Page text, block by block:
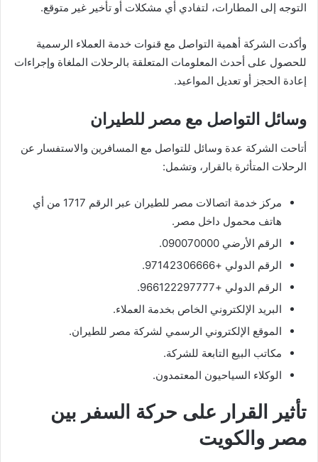
التوجه إلى المطارات، لتفادي أي مشكلات أو تأخير غير متوقع.
وأكدت الشركة أهمية التواصل مع قنوات خدمة العملاء الرسمية
للحصول على أحدث المعلومات المتعلقة بالرحلات الملغاة وإجراءات
إعادة الحجز أو تعديل المواعيد.
وسائل التواصل مع مصر للطيران
أتاحت الشركة عدة وسائل للتواصل مع المسافرين والاستفسار عن
الرحلات المتأثرة بالقرار، وتشمل:
مركز خدمة اتصالات مصر للطيران عبر الرقم 1717 من أي
هاتف محمول داخل مصر.
الرقم الأرضي 090070000.
الرقم الدولي +97142306666.
الرقم الدولي +966122297777.
البريد الإلكتروني الخاص بخدمة العملاء.
الموقع الإلكتروني الرسمي لشركة مصر للطيران.
مكاتب البيع التابعة للشركة.
الوكلاء السياحيون المعتمدون.
تأثير القرار على حركة السفر بين
مصر والكويت